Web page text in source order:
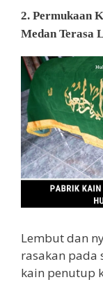
2. Permukaan
Medan Terasa
Lembut dan
rasakan pada
kain penutup